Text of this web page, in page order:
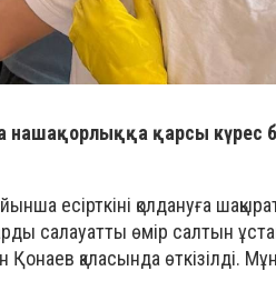
қарсы күрес
есірткіні қолдануға
салауатты өмір салтын
қаласында өткізілді.